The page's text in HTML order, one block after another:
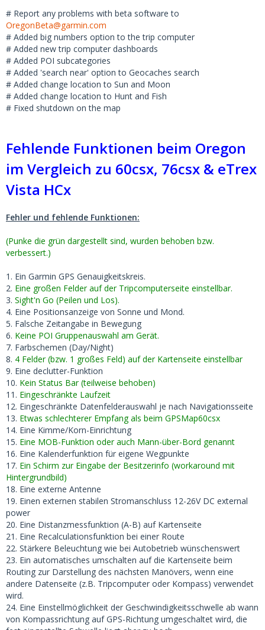
# Report any problems with beta software to
OregonBeta@garmin.com
# Added big numbers option to the trip computer
# Added new trip computer dashboards
# Added POI subcategories
# Added 'search near' option to Geocaches search
# Added change location to Sun and Moon
# Added change location to Hunt and Fish
# Fixed shutdown on the map
Fehlende Funktionen beim Oregon
im Vergleich zu 60csx, 76csx & eTrex
Vista HCx
Fehler und fehlende Funktionen:
(Punke die grün dargestellt sind, wurden behoben bzw.
verbessert.)
1. Ein Garmin GPS Genauigkeitskreis.
2. Eine großen Felder auf der Tripcomputerseite einstellbar.
3. Sight'n Go (Peilen und Los).
4. Eine Positionsanzeige von Sonne und Mond.
5. Falsche Zeitangabe in Bewegung
6. Keine POI Gruppenauswahl am Gerät.
7. Farbschemen (Day/Night)
8. 4 Felder (bzw. 1 großes Feld) auf der Kartenseite einstellbar
9. Eine declutter-Funktion
10. Kein Status Bar (teilweise behoben)
11. Eingeschränkte Laufzeit
12. Eingeschränkte Datenfelderauswahl je nach Navigationsseite
13. Etwas schlechterer Empfang als beim GPSMap60csx
14. Eine Kimme/Korn-Einrichtung
15. Eine MOB-Funktion oder auch Mann-über-Bord genannt
16. Eine Kalenderfunktion für eigene Wegpunkte
17. Ein Schirm zur Eingabe der Besitzerinfo (workaround mit
Hintergrundbild)
18. Eine externe Antenne
19. Einen externen stabilen Stromanschluss 12-26V DC external
power
20. Eine Distanzmessfunktion (A-B) auf Kartenseite
21. Eine Recalculationsfunktion bei einer Route
22. Stärkere Beleuchtung wie bei Autobetrieb wünschenswert
23. Ein automatisches umschalten auf die Kartenseite beim
Routing zur Darstellung des nächsten Manövers, wenn eine
andere Datenseite (z.B. Tripcomputer oder Kompass) verwendet
wird.
24. Eine Einstellmöglichkeit der Geschwindigkeitsschwelle ab wann
von Kompassrichtung auf GPS-Richtung umgeschaltet wird, die